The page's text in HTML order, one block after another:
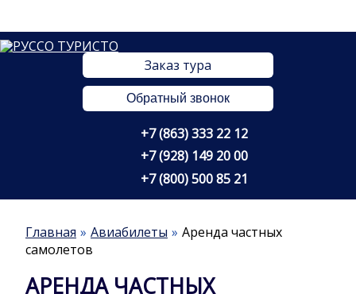
Заказ тура
Обратный звонок
+7 (863) 333 22 12
+7 (928) 149 20 00
+7 (800) 500 85 21
Главная Авиабилеты
Аренда частных
самолетов
АРЕНДА ЧАСТНЫХ